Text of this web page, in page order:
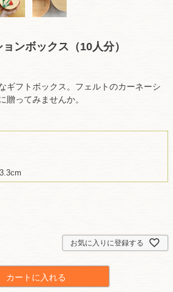
ンボックス（10人分）
ギフトボックス。フェルトのカーネーシ
贈ってみませんか。
お気に入りに登録する
カートに入れる